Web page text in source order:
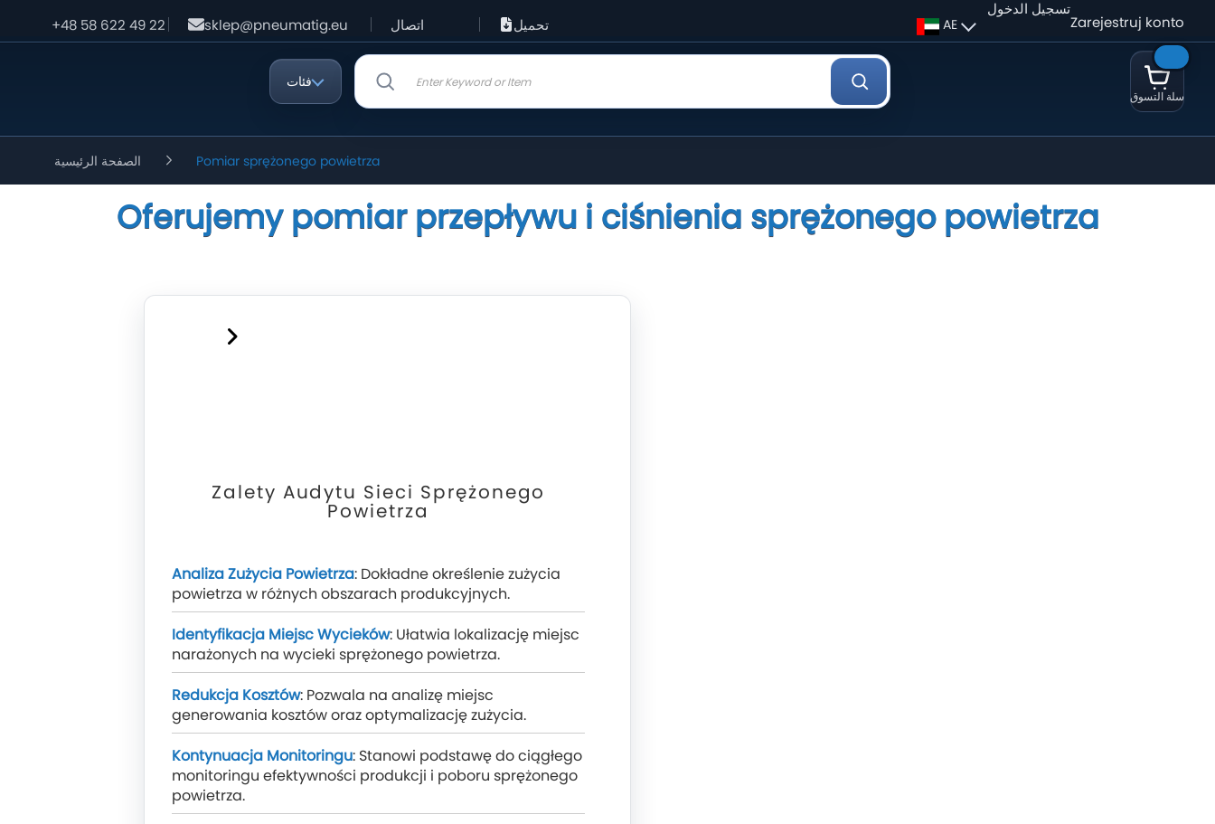
+48 58 622 49 22 sklep@pneumatig.eu
فئات
اتصال تحميل AE
تسجيل الدخول
Zarejestruj konto
سلة التسوق
الصفحة الرئيسية Pomiar sprężonego powietrza
Oferujemy pomiar przepływu i ciśnienia sprężonego powietrza
Zalety Audytu Sieci Sprężonego
Powietrza
Analiza Zużycia Powietrza: Dokładne określenie zużycia
powietrza w różnych obszarach produkcyjnych.
Identyfikacja Miejsc Wycieków: Ułatwia lokalizację miejsc
narażonych na wycieki sprężonego powietrza.
Redukcja Kosztów: Pozwala na analizę miejsc
generowania kosztów oraz optymalizację zużycia.
Kontynuacja Monitoringu: Stanowi podstawę do ciągłego
monitoringu efektywności produkcji i poboru sprężonego
powietrza.